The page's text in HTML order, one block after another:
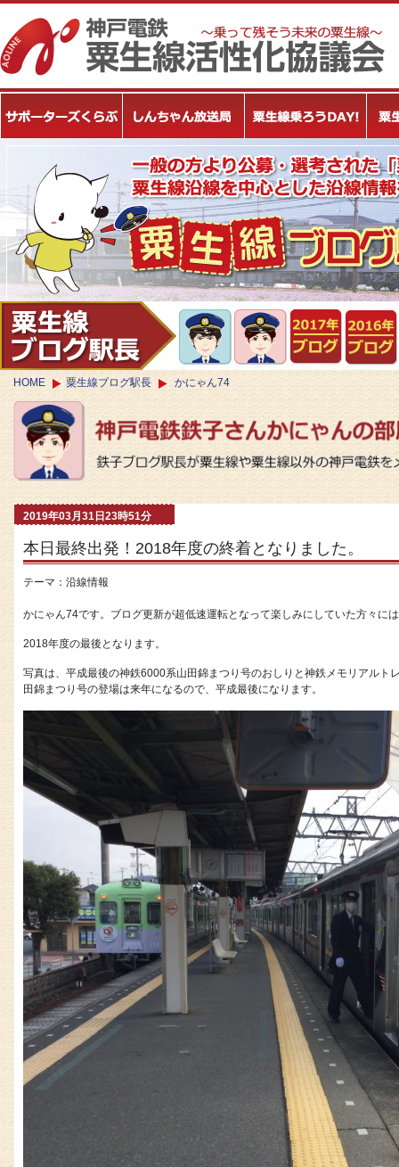
HOME 粟生線ブログ駅長 かにゃん74
2019年03月31日23時51分
本日最終出発！2018年度の終着となりました。
テーマ： 沿線情報
かにゃん74です。ブログ更新が超低速運転となって楽しみにしていた方々に
2018年度の最後となります。
写真は、平成最後の神鉄6000系山田錦まつり号のおしりと神鉄メモリアル
田錦まつり号の登場は来年になるので、平成最後になります。